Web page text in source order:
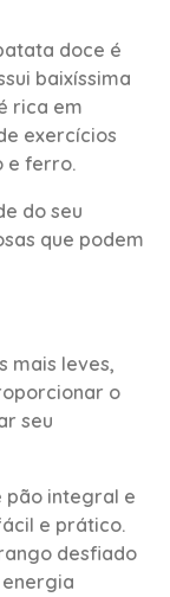
doce é
baixíssima
rica em
exercícios
e ferro.
do seu
que podem
mais leves,
o
seu
pão integral e
e prático.
desfiado